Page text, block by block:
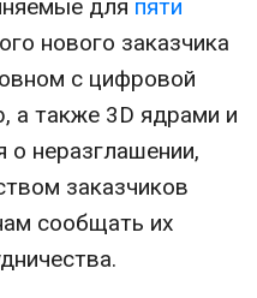
для пяти
нового заказчика
с цифровой
а также 3D ядрами и
о неразглашении,
заказчиков
сообщать их